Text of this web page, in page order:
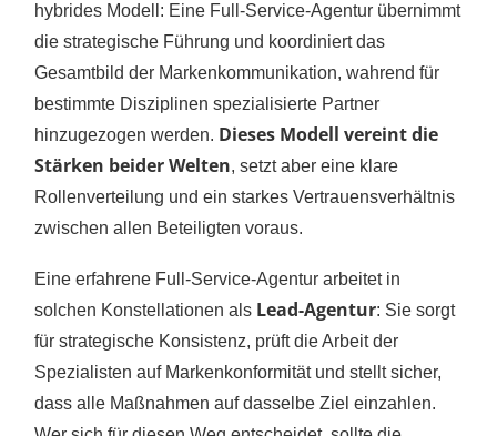
hybrides Modell: Eine Full-Service-Agentur übernimmt
die strategische Führung und koordiniert das
Gesamtbild der Markenkommunikation, wahrend für
bestimmte Disziplinen spezialisierte Partner
hinzugezogen werden. Dieses Modell vereint die
Stärken beider Welten, setzt aber eine klare
Rollenverteilung und ein starkes Vertrauensverhältnis
zwischen allen Beteiligten voraus.
Eine erfahrene Full-Service-Agentur arbeitet in
solchen Konstellationen als Lead-Agentur: Sie sorgt
für strategische Konsistenz, prüft die Arbeit der
Spezialisten auf Markenkonformität und stellt sicher,
dass alle Maßnahmen auf dasselbe Ziel einzahlen.